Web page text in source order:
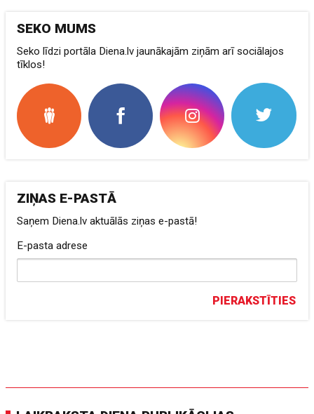
SEKO MUMS
Seko līdzi portāla Diena.lv jaunākajām ziņām arī sociālajos
tīklos!
ZIŅAS E-PASTĀ
Saņem Diena.lv aktuālās ziņas e-pastā!
E-pasta adrese
PIERAKSTĪTIES